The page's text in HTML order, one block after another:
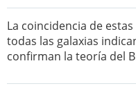
La coincidencia de estas
todas las galaxias
confirman la teoría del